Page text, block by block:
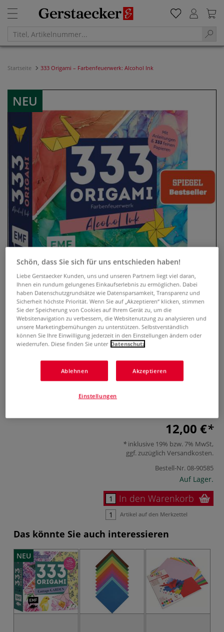
Startseite 333 Origami – Farbenfeuerwerk: Alcohol Ink
NEU
333 Origami – Farbenfeuerwerk:
Alcohol Ink
0 Bewertungen
12,00 €
inklusive 19% bzw. 7% MwSt,
ggf. zuzüglich Versandkosten.
Bestell-Nr.08-90585
Auf Lager.
In den Warenkorb
Artikel auf den Merkzettel
Das könnte Sie auch interessieren
NEU
Schön, dass Sie sich für uns entschieden haben!
Liebe Gerstaecker Kunden, uns und unseren Partnern liegt viel daran,
Ihnen ein rundum gelungenes Einkaufserlebnis zu ermöglichen. Dabei
haben Datenschutzgrundsätze wie Datensparsamkeit, Transparenz und
Sicherheit höchste Priorität. Wenn Sie auf „Akzeptieren“ klicken, stimmen
Sie der Speicherung von Cookies auf Ihrem Gerät zu, um die
Websitenavigation zu verbessern, die Websitenutzung zu analysieren und
unsere Marketingbemühungen zu unterstützen. Selbstverständlich
können Sie Ihre Einwilligung jederzeit in den Einstellungen ändern oder
wiederrufen. Diese finden Sie unter Datenschutz
Ablehnen Akzeptieren
Einstellungen